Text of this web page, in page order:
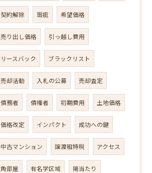
契約解除 瑕疵 希望価格
売り出し価格 引っ越し費用
リースバック ブラックリスト
売却活動 入札の公募 売却査定
債務者 債権者 初期費用 土地価格
価格改定 インパクト 成功への鍵
中古マンション 譲渡租特税 アクセス
角部屋 有名学区域 陽当たり